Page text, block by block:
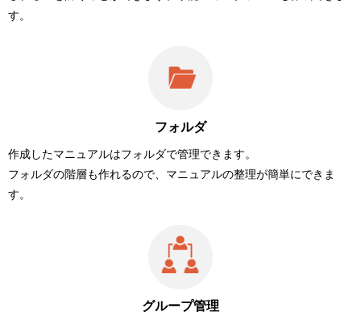
す。
フォルダ
作成したマニュアルはフォルダで管理できます。
フォルダの階層も作れるので、マニュアルの整理が簡単にできま
す。
グループ管理